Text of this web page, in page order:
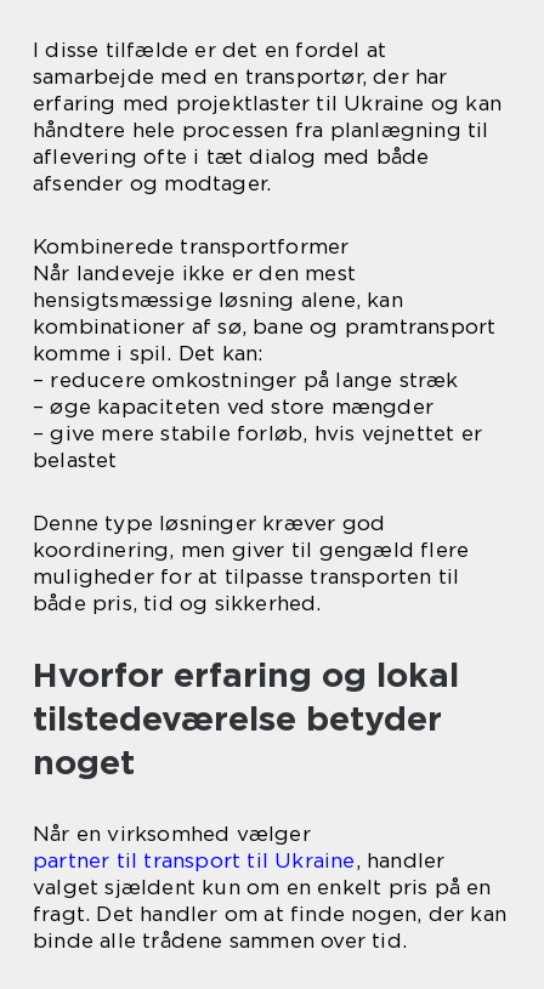
I disse tilfælde er det en fordel at
samarbejde med en transportør, der har
erfaring med projektlaster til Ukraine og kan
håndtere hele processen fra planlægning til
aflevering ofte i tæt dialog med både
afsender og modtager.
Kombinerede transportformer
Når landeveje ikke er den mest
hensigtsmæssige løsning alene, kan
kombinationer af sø, bane og pramtransport
komme i spil. Det kan:
– reducere omkostninger på lange stræk
– øge kapaciteten ved store mængder
– give mere stabile forløb, hvis vejnettet er
belastet
Denne type løsninger kræver god
koordinering, men giver til gengæld flere
muligheder for at tilpasse transporten til
både pris, tid og sikkerhed.
Hvorfor erfaring og lokal
tilstedeværelse betyder
noget
Når en virksomhed vælger
partner til transport til Ukraine, handler
valget sjældent kun om en enkelt pris på en
fragt. Det handler om at finde nogen, der kan
binde alle trådene sammen over tid.